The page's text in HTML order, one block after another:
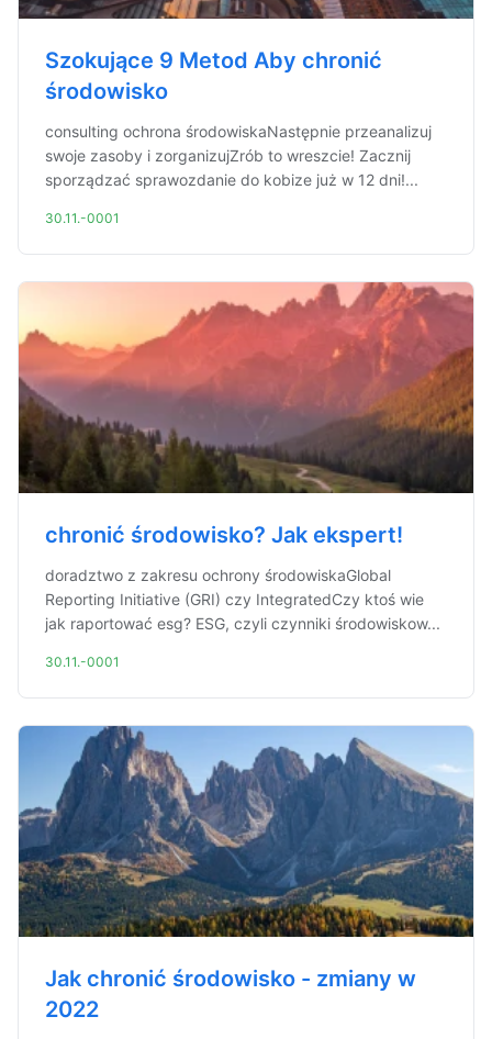
Szokujące 9 Metod Aby chronić
środowisko
consulting ochrona środowiskaNastępnie przeanalizuj
swoje zasoby i zorganizujZrób to wreszcie! Zacznij
sporządzać sprawozdanie do kobize już w 12 dni!...
30.11.-0001
chronić środowisko? Jak ekspert!
doradztwo z zakresu ochrony środowiskaGlobal
Reporting Initiative (GRI) czy IntegratedCzy ktoś wie
jak raportować esg? ESG, czyli czynniki środowiskow...
30.11.-0001
Jak chronić środowisko - zmiany w
2022